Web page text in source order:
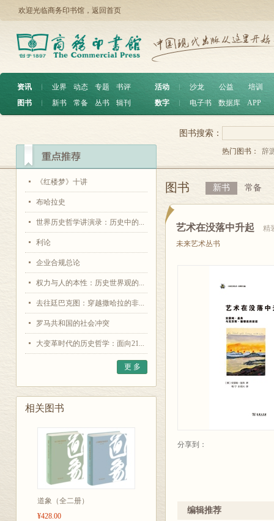
欢迎光临商务印书馆， 返回首页
资讯 ︱ 业界 动态 专题
书评
图书
︱ 新书 常备 丛书 辑刊
活动 沙龙 公益
培训
数字
电子书 数据库 APP
《红楼梦》十讲
布哈拉史
世界历史哲学讲演录：历史中的...
利论
企业合规总论
权力与人的本性：历史世界观的...
去往廷巴克图：穿越撒哈拉的非...
罗马共和国的社会冲突
大变革时代的历史哲学：面向21...
更 多
相关图书
道象（全二册）
¥428.00
图书搜索：
热门图书： 辞
图书 新书 常备
艺术在没落中升起
精
未来艺术丛书
分享到：
编辑推荐